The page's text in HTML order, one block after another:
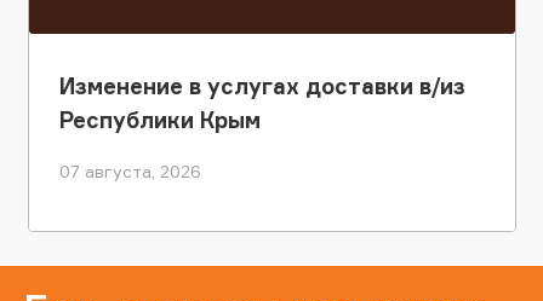
Изменение в услугах доставки в/из
Республики Крым
07 августа, 2026